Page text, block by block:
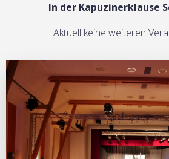
In der Kapuzinerklause
Aktuell keine weiteren